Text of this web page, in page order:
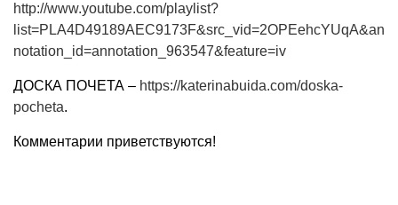
http://www.youtube.com/playlist?
list=PLA4D49189AEC9173F&src_vid=2OPEehcYUqA&an
notation_id=annotation_963547&feature=iv
ДОСКА ПОЧЕТА – https://katerinabuida.com/doska-
pocheta.
Комментарии приветствуются!